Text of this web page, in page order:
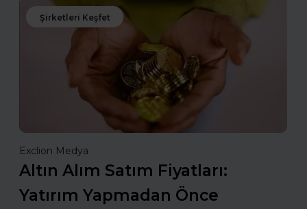
Şirketleri Keşfet
Exclion Medya
Altın Alım Satım Fiyatları:
Yatırım Yapmadan Önce